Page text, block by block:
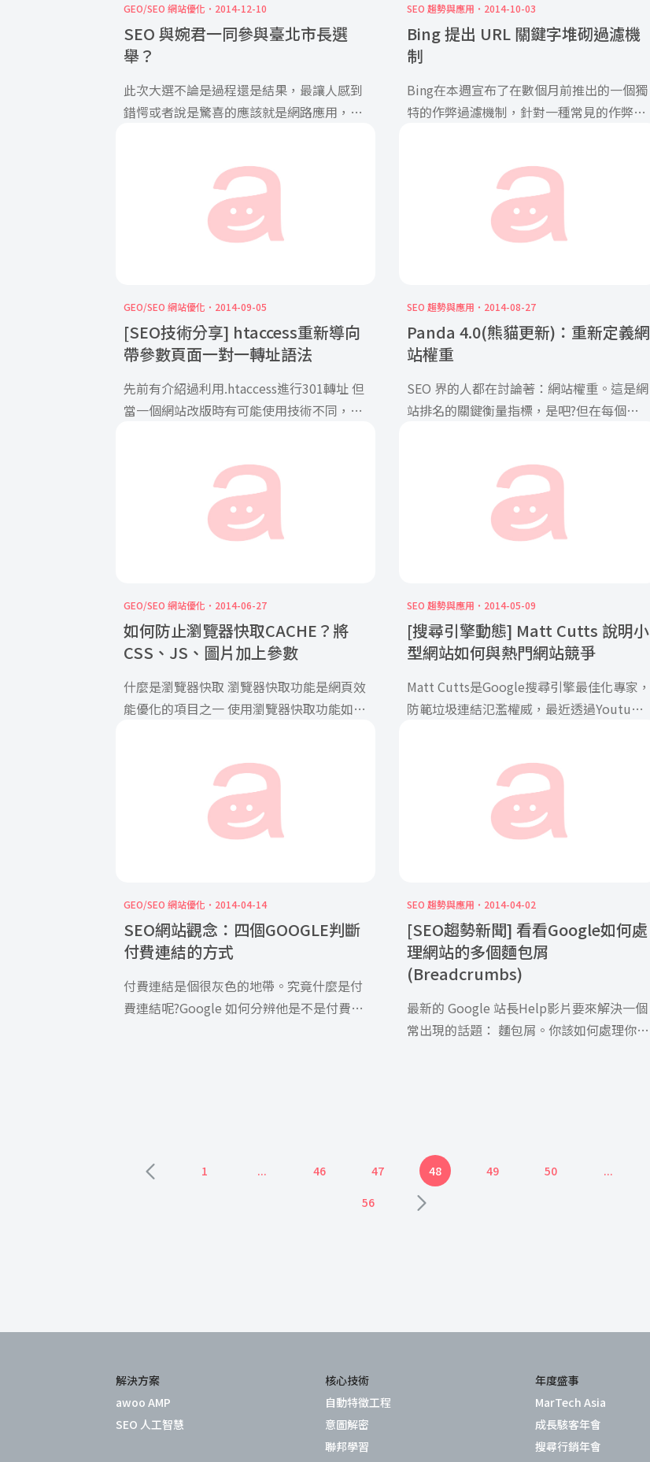
GEO/SEO 網站優化 2014-12-10
SEO 與婉君一同參與臺北市長選
舉？
此次大選不論是過程還是結果，最讓人感到
錯愕或者說是驚喜的應該就是網路應用，但
SEO 趨勢與應用 2014-10-03
Bing 提出 URL 關鍵字堆砌過濾機
制
Bing在本週宣布了在數個月前推出的一個獨
特的作弊過濾機制，針對一種常見的作弊技
一個高於本身價值排名的黑帽技巧。
GEO/SEO 網站優化 2014-09-05
[SEO技術分享] htaccess重新導向
帶參數頁面一對一轉址語法
先前有介紹過利用.htaccess進行301轉址 但
當一個網站改版時有可能使用技術不同，因
SEO 趨勢與應用 2014-08-27
Panda 4.0(熊貓更新)：重新定義網
站權重
SEO 界的人都在討論著：網站權重。這是網
站排名的關鍵衡量指標，是吧?但在每個搜
GEO/SEO 網站優化 2014-06-27
如何防止瀏覽器快取CACHE？將
CSS、JS、圖片加上參數
什麼是瀏覽器快取 瀏覽器快取功能是網頁效
能優化的項目之一 使用瀏覽器快取功能如果
SEO 趨勢與應用 2014-05-09
[搜尋引擎動態] Matt Cutts 說明小
型網站如何與熱門網站競爭
Matt Cutts是Google搜尋引擎最佳化專家，
防範垃圾連結氾濫權威，最近透過Youtube
GEO/SEO 網站優化 2014-04-14
SEO網站觀念：四個GOOGLE判斷
付費連結的方式
付費連結是個很灰色的地帶。究竟什麼是付
費連結呢?Google 如何分辨他是不是付費的
SEO 趨勢與應用 2014-04-02
[SEO趨勢新聞] 看看Google如何處
理網站的多個麵包屑
(Breadcrumbs)
最新的 Google 站長Help影片要來解決一個
常出現的話題： 麵包屑。你該如何處理你的
1 ... 46 47 48 49 50
...
56
解決方案
awoo AMP
SEO 人工智慧
核心技術
自動特徵工程
意圖解密
聯邦學習
年度盛事
MarTech Asia
成長駭客年會
搜尋行銷年會